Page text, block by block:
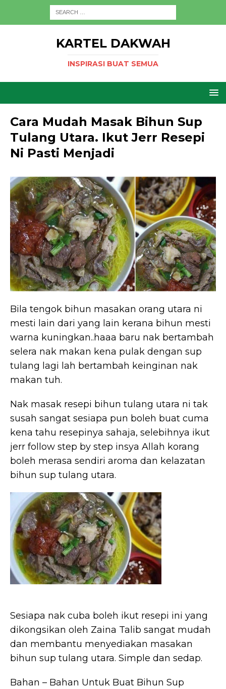
KARTEL DAKWAH
INSPIRASI BUAT SEMUA
Cara Mudah Masak Bihun Sup
Tulang Utara. Ikut Jerr Resepi
Ni Pasti Menjadi
Bila tengok bihun masakan orang utara ni
mesti lain dari yang lain kerana bihun mesti
warna kuningkan..haaa baru nak bertambah
selera nak makan kena pulak dengan sup
tulang lagi lah bertambah keinginan nak
makan tuh.
Nak masak resepi bihun tulang utara ni tak
susah sangat sesiapa pun boleh buat cuma
kena tahu resepinya sahaja, selebihnya ikut
jerr follow step by step insya Allah korang
boleh merasa sendiri aroma dan kelazatan
bihun sup tulang utara.
Sesiapa nak cuba boleh ikut resepi ini yang
dikongsikan oleh Zaina Talib sangat mudah
dan membantu menyediakan masakan
bihun sup tulang utara. Simple dan sedap.
Bahan – Bahan Untuk Buat Bihun Sup